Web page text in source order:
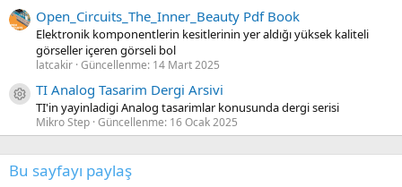
Open_Circuits_The_Inner_Beauty Pdf Book
Elektronik komponentlerin kesitlerinin yer aldığı yüksek kaliteli
görseller içeren görseli bol
latcakir Güncellenme: 14 Mart 2025
Kaynak ikon/amblem
TI Analog Tasarim Dergi Arsivi
TI'in yayinladigi Analog tasarimlar konusunda dergi serisi
Mikro Step Güncellenme: 16 Ocak 2025
Bu sayfayı paylaş